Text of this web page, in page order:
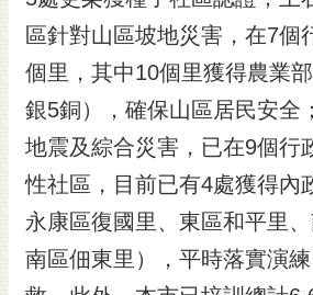
區針對山區坡地災害，在7個
個里，其中10個里獲得農業
銀5銅），確保山區居民安全
地震及綜合災害，已在9個行
性社區，目前已有4處獲得內
永康區復國里、東區和平里
南區佃東里），平時落實演